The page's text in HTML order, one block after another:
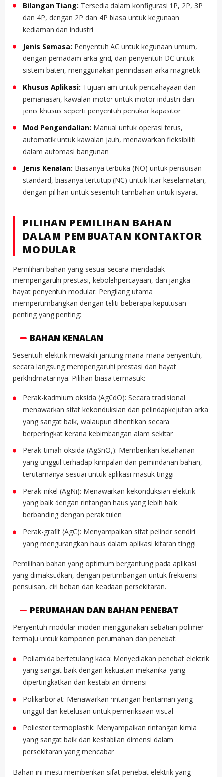
Bilangan Tiang: Tersedia dalam konfigurasi 1P, 2P, 3P
dan 4P, dengan 2P dan 4P biasa untuk kegunaan
kediaman dan industri
Jenis Semasa: Penyentuh AC untuk kegunaan umum,
dengan pemadam arka grid, dan penyentuh DC untuk
sistem bateri, menggunakan penindasan arka magnetik
Khusus Aplikasi: Tujuan am untuk pencahayaan dan
pemanasan, kawalan motor untuk motor industri dan
jenis khusus seperti penyentuh penukar kapasitor
Mod Pengendalian: Manual untuk operasi terus,
automatik untuk kawalan jauh, menawarkan fleksibiliti
dalam automasi bangunan
Jenis Kenalan: Biasanya terbuka (NO) untuk pensuisan
standard, biasanya tertutup (NC) untuk litar keselamatan,
dengan pilihan untuk sesentuh tambahan untuk isyarat
PILIHAN PEMILIHAN BAHAN
DALAM PEMBUATAN KONTAKTOR
MODULAR
Pemilihan bahan yang sesuai secara mendadak
mempengaruhi prestasi, kebolehpercayaan, dan jangka
hayat penyentuh modular. Pengilang utama
mempertimbangkan dengan teliti beberapa keputusan
penting yang penting:
BAHAN KENALAN
Sesentuh elektrik mewakili jantung mana-mana penyentuh,
secara langsung mempengaruhi prestasi dan hayat
perkhidmatannya. Pilihan biasa termasuk:
Perak-kadmium oksida (AgCdO): Secara tradisional
menawarkan sifat kekonduksian dan pelindapkejutan arka
yang sangat baik, walaupun dihentikan secara
berperingkat kerana kebimbangan alam sekitar
Perak-timah oksida (AgSnO₂): Memberikan ketahanan
yang unggul terhadap kimpalan dan pemindahan bahan,
terutamanya sesuai untuk aplikasi masuk tinggi
Perak-nikel (AgNi): Menawarkan kekonduksian elektrik
yang baik dengan rintangan haus yang lebih baik
berbanding dengan perak tulen
Perak-grafit (AgC): Menyampaikan sifat pelincir sendiri
yang mengurangkan haus dalam aplikasi kitaran tinggi
Pemilihan bahan yang optimum bergantung pada aplikasi
yang dimaksudkan, dengan pertimbangan untuk frekuensi
pensuisan, ciri beban dan keadaan persekitaran.
PERUMAHAN DAN BAHAN PENEBAT
Penyentuh modular moden menggunakan sebatian polimer
termaju untuk komponen perumahan dan penebat:
Poliamida bertetulang kaca: Menyediakan penebat elektrik
yang sangat baik dengan kekuatan mekanikal yang
dipertingkatkan dan kestabilan dimensi
Polikarbonat: Menawarkan rintangan hentaman yang
unggul dan ketelusan untuk pemeriksaan visual
Poliester termoplastik: Menyampaikan rintangan kimia
yang sangat baik dan kestabilan dimensi dalam
persekitaran yang mencabar
Bahan ini mesti memberikan sifat penebat elektrik yang